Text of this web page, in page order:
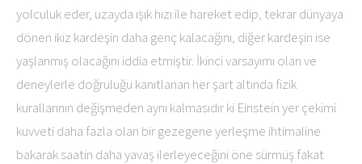
yolculuk eder, uzayda ışık hızı ile hareket edip, tekrar dünyaya
dönen ikiz kardeşin daha genç kalacağını, diğer kardeşin ise
yaşlanmış olacağını iddia etmiştir. İkinci varsayımı olan ve
deneylerle doğruluğu kanıtlanan her şart altında fizik
kurallarının değişmeden aynı kalmasıdır ki Einstein yer çekimi
kuvveti daha fazla olan bir gezegene yerleşme ihtimaline
bakarak saatin daha yavaş ilerleyeceğini öne sürmüş fakat